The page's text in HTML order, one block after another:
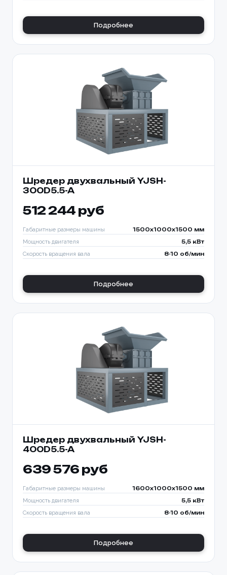
Подробнее
Шредер двухвальный YJSH-
300D5.5-A
512 244 руб
Габаритные размеры машины 1500x1000x1500 мм
Мощность двигателя 5,5 кВт
Скорость вращения вала 8-10 об/мин
Подробнее
Шредер двухвальный YJSH-
400D5.5-A
639 576 руб
Габаритные размеры машины 1600x1000x1500 мм
Мощность двигателя 5,5 кВт
Скорость вращения вала 8-10 об/мин
Подробнее